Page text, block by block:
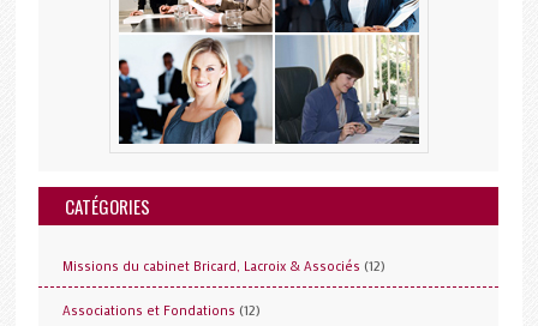
CATÉGORIES
Missions du cabinet Bricard, Lacroix & Associés (12)
Associations et Fondations (12)